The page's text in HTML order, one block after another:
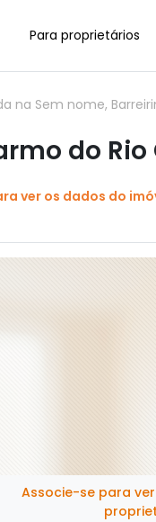
Para proprietários
na Sem nome,
do
ver os dados do
Associe-se para